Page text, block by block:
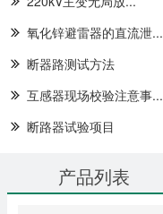
氧化锌避雷器的直流泄...
断器路测试方法
互感器现场校验注意事...
断路器试验项目
产品列表